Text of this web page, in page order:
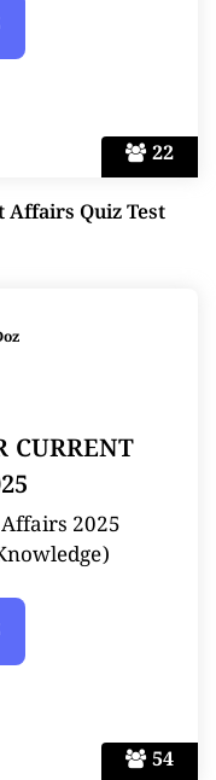
22
Affairs Quiz Test
54
CURRENT
2025
Knowledge)